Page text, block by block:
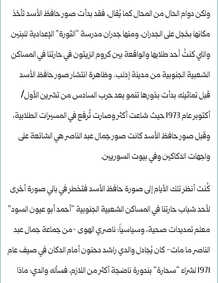
ولكن دوام الحال من المحال كما يُقال، فقد بدأت صور حافظ الأسد تأخذ
مكانها بخجل على الجدران، ومنها جدران مدرسة “الثورة” الإعدادية للبنين
والتي كنتُ أحد طلابها والواقعة بين كروم الزيتون في حارتنا في المساكن
الشعبية الجنوبية من مدينة إدلب. وظاهرة انتشار صور حافظ الأسد
قبل تماثيله بدأت بذورها تنمو بعد حرب السادس من تشرين الأول/
أكتوبر عام 1973 حيث شاعت أكثر وصارت تُرفع في المسيرات الطلابية،
وقبل صور حافظ الأسد كانت صور جمال عبد الناصر هي الشائعة على
واجهات الدكاكين وفي بيوت السوريين.
كُنت أنظر تلك الأيام إلى صورة حافظ الأسد فتخطر في بالي صورة أخرى
لأحد شباب حارتنا في المساكن الشعبية الجنوبية “أحمد أبو عيون السود”
معلم تمديدات صحية، وسياسياً: ناصري الهوى -من جماعة جمال عبد
الناصر ما مات- كان يُجادل والدي راشد دحنون أمام الدكان في صيف عام
1971 لشراء “سحارة” بندورة ناضجة أكثر من اللازم، فسأله والدي: ماذا